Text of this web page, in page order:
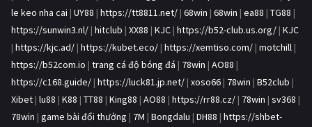
le keo nha cai | UY88 | https://tt8811.net/ | 68win | 68win | ea88 | TG88 |
https://sunwin3.nl/ | hitclub | XX88 | KJC | https://b52-club.us.org/ | KJC
| https://kjc.ad/ | https://kubet.eco/ | https://xemtiso.com/ | motchill |
https://b52com.io | trang cá độ bóng đá | 78win | AO88 |
https://c168.guide/ | https://luck81.jp.net/ | xoso66 | 78win | B52club |
Xibet | lu88 | K88 | TT88 | King88 | AO88 | https://rr88.cz/ | 78win | sv368 |
78win | game bài đổi thưởng | 7M | Bongdalu | DH88 | https://shbet-